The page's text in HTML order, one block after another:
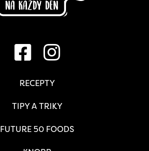
RECEPTY
TIPY A TRIKY
FUTURE 50 FOODS